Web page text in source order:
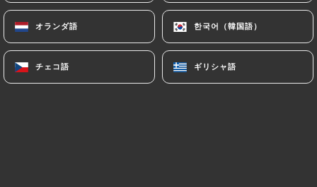
オランダ語 한국어（韓国語）
チェコ語 ギリシャ語
オランダ語 한국어（韓国語）
チェコ語 ギリシャ語